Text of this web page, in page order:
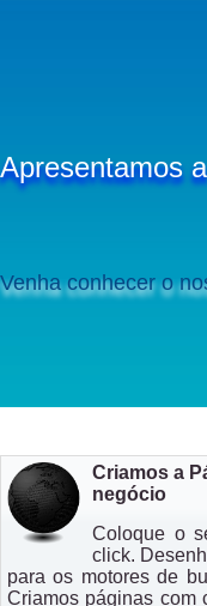
Apresentamos
Venha conhecer o
Criamos a
negócio
Coloque o
click.
para os motores de
Criamos páginas com